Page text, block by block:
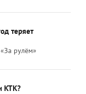
теряет
рулём»
КТК?